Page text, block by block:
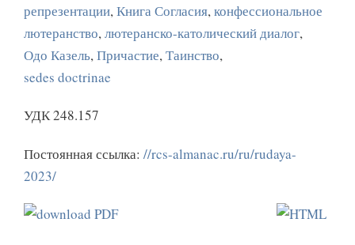
репрезентации,Книга Согласия,конфессиональное
лютеранство,лютеранско-католический диалог,
Одо Казель,Причастие,Таинство,
sedes doctrinae
УДК 248.157
Постоянная ссылка: //rcs-almanac.ru/ru/rudaya-
2023/